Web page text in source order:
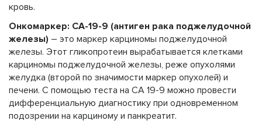
кровь.
Онкомаркер: СА-19-9 (антиген рака поджелудочной
железы) – это маркер карциномы поджелудочной
железы. Этот гликопротеин вырабатывается клетками
карциномы поджелудочной железы, реже опухолями
желудка (второй по значимости маркер опухолей) и
печени. С помощью теста на CA 19-9 можно провести
дифференциальную диагностику при одновременном
подозрении на карциному и панкреатит.